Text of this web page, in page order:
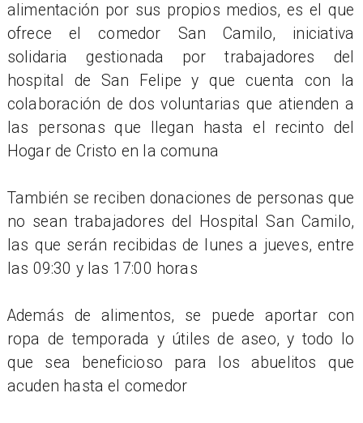
alimentación por sus propios medios, es el que
ofrece el comedor San Camilo, iniciativa
solidaria gestionada por trabajadores del
hospital de San Felipe y que cuenta con la
colaboración de dos voluntarias que atienden a
las personas que llegan hasta el recinto del
Hogar de Cristo en la comuna
También se reciben donaciones de personas que
no sean trabajadores del Hospital San Camilo,
las que serán recibidas de lunes a jueves, entre
las 09:30 y las 17:00 horas
Además de alimentos, se puede aportar con
ropa de temporada y útiles de aseo, y todo lo
que sea beneficioso para los abuelitos que
acuden hasta el comedor